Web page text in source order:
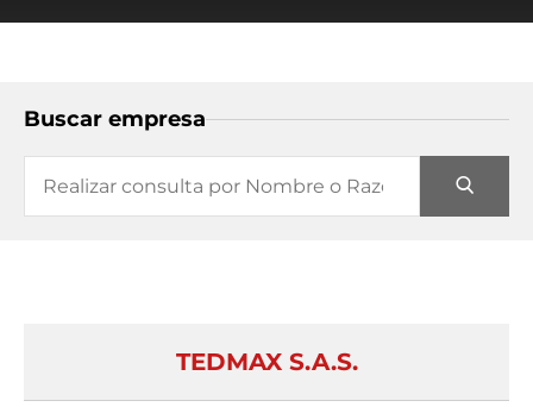
Buscar empresa
TEDMAX S.A.S.